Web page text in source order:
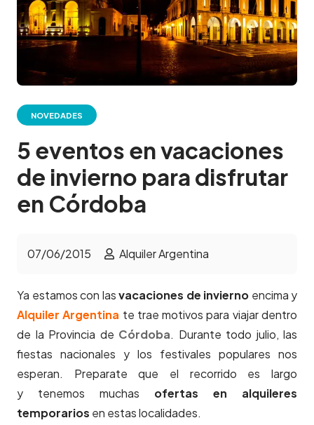
NOVEDADES
5 eventos en vacaciones
de invierno para disfrutar
en Córdoba
07/06/2015 Alquiler Argentina
Ya estamos con lasvacaciones de invierno encima y
Alquiler Argentina te trae motivos para viajar dentro
de la Provincia de Córdoba. Durante todo julio, las
fiestas nacionales y los festivales populares nos
esperan. Preparate que el recorrido es largo
y tenemos muchas ofertas en alquileres
temporarios en estas localidades.